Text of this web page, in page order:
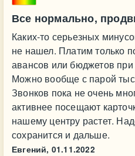
Все нормально,
Каких-то серьезных
не нашел. Платим только
авансов или бюджетов
Можно вообще с парой
Звонков пока не очень
активнее посещают
нашему центру растет.
сохранится и дальше.
Евгений, 01.11.2022